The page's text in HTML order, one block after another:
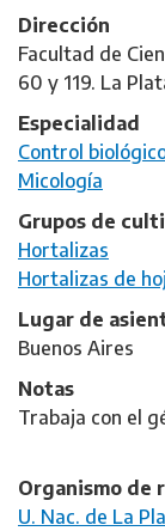
Dirección
Facultad de
60 y 119. La
Especialidad
Control
Micología
Grupos de
Hortalizas
Hortalizas de
Lugar de
Buenos Aires
Notas
Trabaja con el
Organismo de
U. Nac. de La